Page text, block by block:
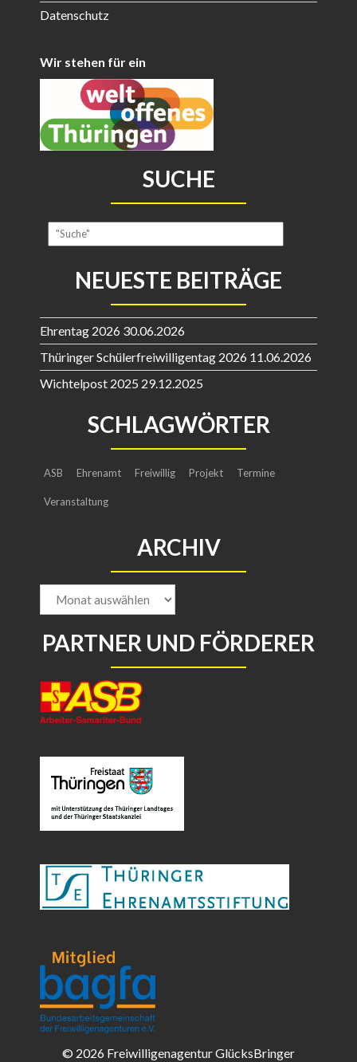
Datenschutz
Wir stehen für ein
SUCHE
NEUESTE BEITRÄGE
Ehrentag 2026 30.06.2026
Thüringer Schülerfreiwilligentag 2026 11.06.2026
Wichtelpost 2025 29.12.2025
SCHLAGWÖRTER
ASB Ehrenamt Freiwillig Projekt Termine
Veranstaltung
ARCHIV
PARTNER UND FÖRDERER
© 2026 Freiwilligenagentur GlücksBringer